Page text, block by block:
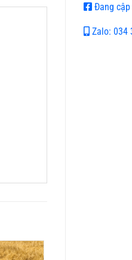
Đang
Zalo: 034